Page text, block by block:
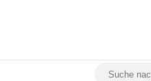
YouTubeMastodon